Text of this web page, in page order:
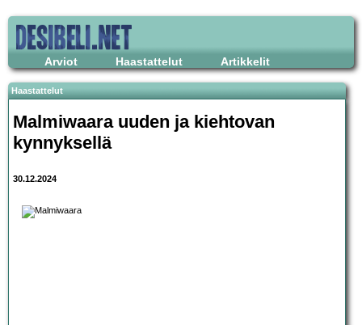
Arviot Haastattelut Artikkelit
Haastattelut
Malmiwaara uuden ja kiehtovan
kynnyksellä
30.12.2024